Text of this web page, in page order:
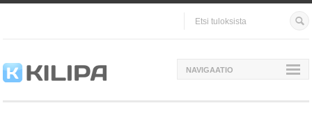
NAVIGAATIO